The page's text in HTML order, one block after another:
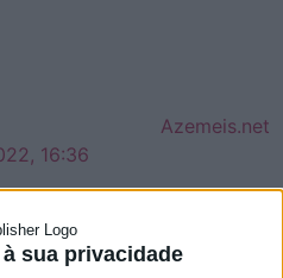
sua privacidade
Azemeis.net
16:36